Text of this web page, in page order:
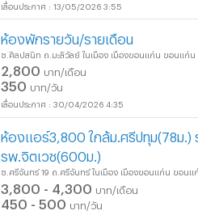
13/05/2026 3:55
ห้องพักรายวัน/รายเดือน
ซ.ศิลปสนิท ถ.มะลิวัลย์ ในเมือง เมืองขอนแก่น ขอนแก่น
2,800 บาท/เดือน
350 บาท/วัน
30/04/2026 4:35
ห้องแอร์3,800 ใกล้ม.ศรีปทุม(78ม.)
รพ.จิตเวช(600ม.)
ซ.ศรีจันทร์ 19 ถ.ศรีจันทร์ ในเมือง เมืองขอนแก่น ขอนแ
3,800 - 4,300 บาท/เดือน
450 - 500 บาท/วัน